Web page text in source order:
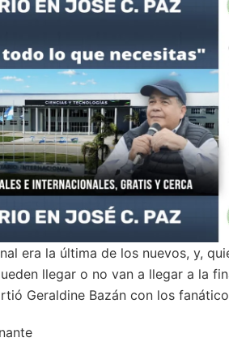
era la última de los nuevos, y,
llegar o no van a llegar a la
Geraldine Bazán con los